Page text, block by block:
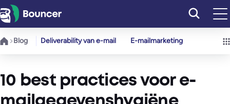
Ga
naar
de
Blog Deliverability van e-mail E-mailmarketing
10 best practices voor e-